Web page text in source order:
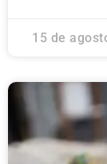
15 de